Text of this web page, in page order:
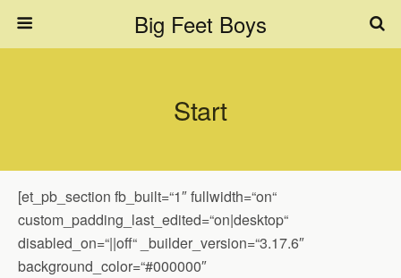
Big Feet Boys
Start
[et_pb_section fb_built=“1″ fullwidth=“on“
custom_padding_last_edited=“on|desktop“
disabled_on=“||off“ _builder_version=“3.17.6″
background_color=“#000000″